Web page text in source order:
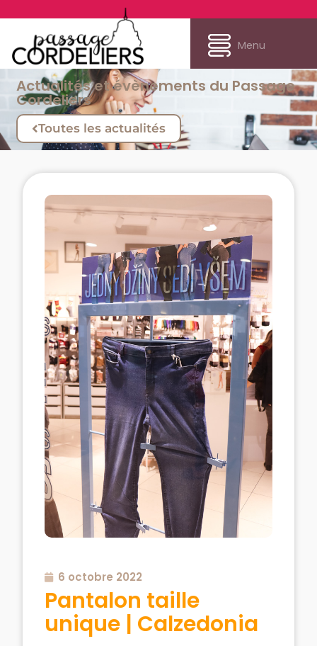
Menu
Actualités et évènements du Passage
Cordeliers
Toutes les actualités
6 octobre 2022
Pantalon taille
unique | Calzedonia